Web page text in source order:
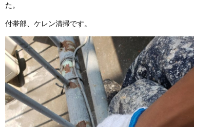
た。
付帯部、ケレン清掃です。